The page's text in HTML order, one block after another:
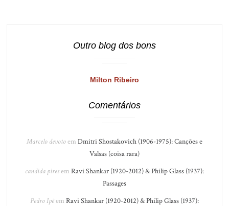
Outro blog dos bons
Milton Ribeiro
Comentários
Marcelo devotoem Dmitri Shostakovich (1906-1975): Canções e
Valsas (coisa rara)
candida piresem Ravi Shankar (1920-2012) & Philip Glass (1937):
Passages
Pedro Ipêem Ravi Shankar (1920-2012) & Philip Glass (1937):